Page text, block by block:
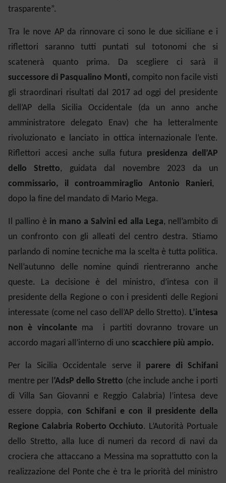
trasparente”.
Tra le nove AP da rinnovare ci sono le due siciliane e i
riflettori saranno tutti puntati sul totonomi che si
scatenerà quanto prima. Da scegliere ci sarà il
successore di Pasqualino Monti, compito non facile visti
gli straordinari risultati dal 2017 ad oggi del presidente
dell’AP della Sicilia Occidentale (da un anno anche
amministratore delegato Enav) che ha letteralmente
rivoluzionato e lanciato in ottica internazionale l’ente.
Riflettori accesi anche sulla futura presidenza dell’AP
dello Stretto, guidata dal novembre 2023 da un
commissario, il controammiraglio Antonio Ranieri,
dopo la fine del mandato di Mario Mega.
Il pallino è in mano a Salvini ed alla Lega, nell’ambito di
un confronto con gli alleati del centro destra. Stiamo
parlando di nomine tecniche ma la scelta è tutta politica.
Nell’autunno delle nomine quindi rientreranno anche
queste. La decisione è del ministro, d’intesa con il
presidente della Regione o con i presidenti delle Regioni
interessate (come nel caso dell’AP dello Stretto). L’intesa
non è vincolantema i partiti dovranno trovare un
accordo magari all’interno di uno scacchiere più ampio.
Per la Sicilia Occidentale serve il parere di Schifani
mentre per l’AdsP dello Stretto (che include anche i porti
di Villa San Giovanni e Reggio Calabria) l’intesa deve
essere doppia, con Schifani e con il presidente della
Regione Calabria Roberto Occhiuto. L’Autorità Portuale
dello Stretto, alla luce di numeri da record di navi da
crociera che attaccano a Messina ma soprattutto con la
realizzazione del Ponte che è tra le priorità del ministro